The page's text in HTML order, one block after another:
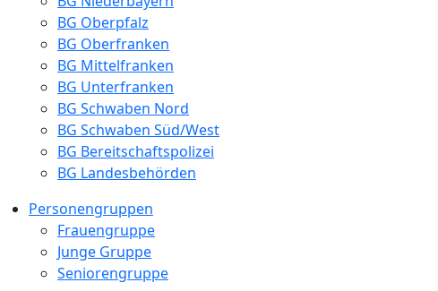
BG Oberpfalz
BG Oberfranken
BG Mittelfranken
BG Unterfranken
BG Schwaben Nord
BG Schwaben Süd/West
BG Bereitschaftspolizei
BG Landesbehörden
Personengruppen
Frauengruppe
Junge Gruppe
Seniorengruppe